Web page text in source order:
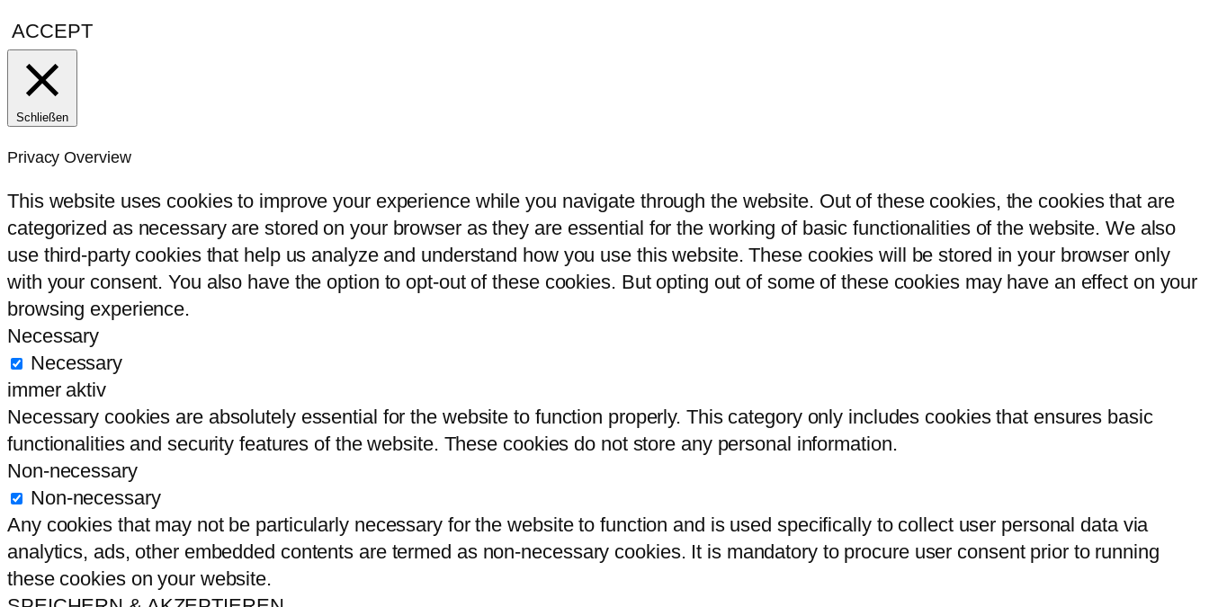
ACCEPT
Schließen
Privacy Overview
This website uses cookies to improve your experience while you navigate through the website. Out of these cookies, the cookies that are
categorized as necessary are stored on your browser as they are essential for the working of basic functionalities of the website. We also
use third-party cookies that help us analyze and understand how you use this website. These cookies will be stored in your browser only
with your consent. You also have the option to opt-out of these cookies. But opting out of some of these cookies may have an effect on your
browsing experience.
Necessary
Necessary
immer aktiv
Necessary cookies are absolutely essential for the website to function properly. This category only includes cookies that ensures basic
functionalities and security features of the website. These cookies do not store any personal information.
Non-necessary
Non-necessary
Any cookies that may not be particularly necessary for the website to function and is used specifically to collect user personal data via
analytics, ads, other embedded contents are termed as non-necessary cookies. It is mandatory to procure user consent prior to running
these cookies on your website.